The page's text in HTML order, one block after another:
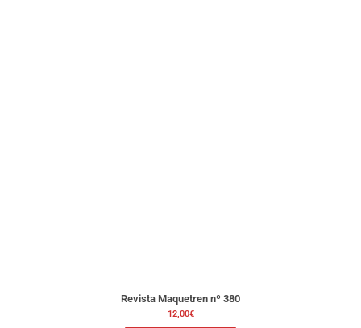
Revista Maquetren nº 380
12,00€